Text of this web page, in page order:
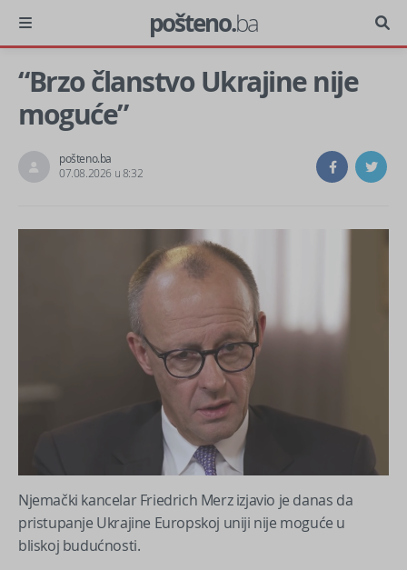
pošteno.ba
“Brzo članstvo Ukrajine nije
moguće”
pošteno.ba
07.08.2026 u 8:32
Njemački kancelar Friedrich Merz izjavio je danas da
pristupanje Ukrajine Europskoj uniji nije moguće u
bliskoj budućnosti.